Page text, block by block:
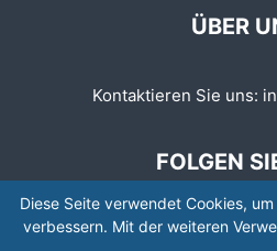
ÜBER
Kontaktieren Sie uns:
FOLGEN
Diese Seite verwendet Cookies,
verbessern. Mit der weiteren